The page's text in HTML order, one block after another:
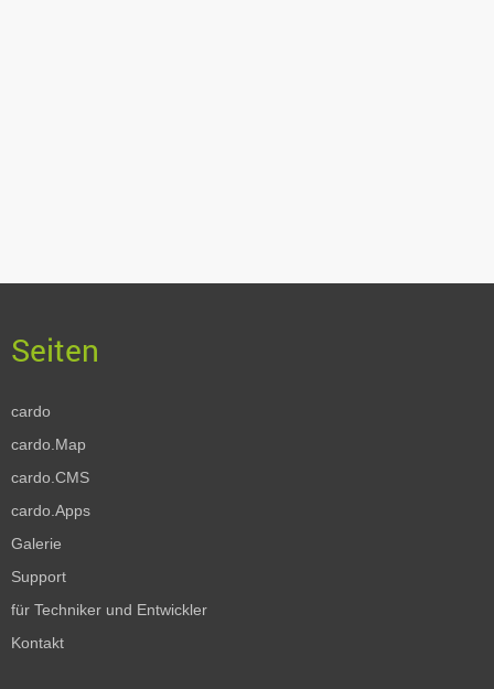
cardo
cardo.Map
cardo.CMS
cardo.Apps
Galerie
Support
für Techniker und Entwickler
Kontakt